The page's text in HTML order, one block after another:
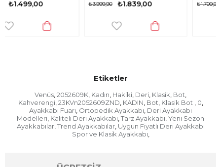
₺3.999,90 ₺1.709,90
Etiketler
Venüs, 2052609K, Kadın, Hakiki, Deri, Klasik, Bot,
Kahverengi, 23KVn2052609ZND, KADIN, Bot, Klasik Bot , 0,
Ayakkabı Fuarı, Ortopedik Ayakkabı, Deri Ayakkabı
Modelleri, Kaliteli Deri Ayakkabı, Tarz Ayakkabı, Yeni Sezon
Ayakkabılar, Trend Ayakkabılar, Uygun Fiyatlı Deri Ayakkabı
Spor ve Klasik Ayakkabı,